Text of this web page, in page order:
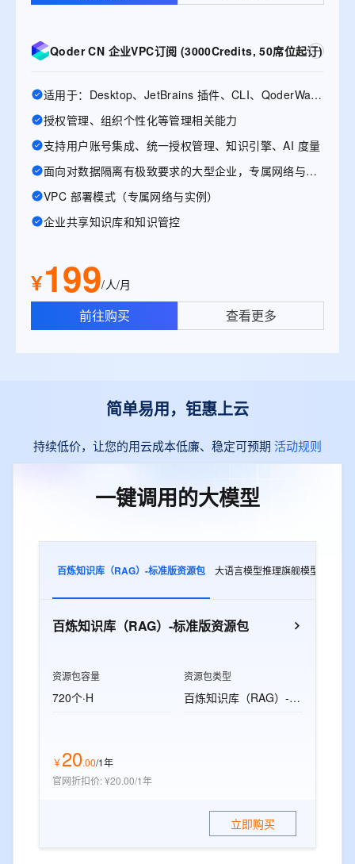
Qoder CN 企业VPC订阅 (3000Credits, 50席位起订)
适用于：Desktop、JetBrains 插件、CLI、QoderWake、Mobile
授权管理、组织个性化等管理相关能力
支持用户账号集成、统一授权管理、知识引擎、AI 度量
面向对数据隔离有极致要求的大型企业，专属网络与实例
VPC 部署模式（专属网络与实例）
企业共享知识库和知识管控
¥199/人/月
前往购买 查看更多
简单易用，钜惠上云
持续低价，让您的用云成本低廉、稳定可预期 活动规则
一键调用的大模型
百炼知识库（RAG）-标准版资源包 大语言模型推理旗舰模型
百炼知识库（RAG）-标准版资源包
资源包容量
720个·H
资源包类型
百炼知识库（RAG）-标准版资源包
￥20.00/1年
官网折扣价:¥20.00/1年
立即购买